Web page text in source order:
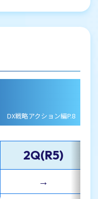
DX戦略アクション編P.8
2Q(R5)
→